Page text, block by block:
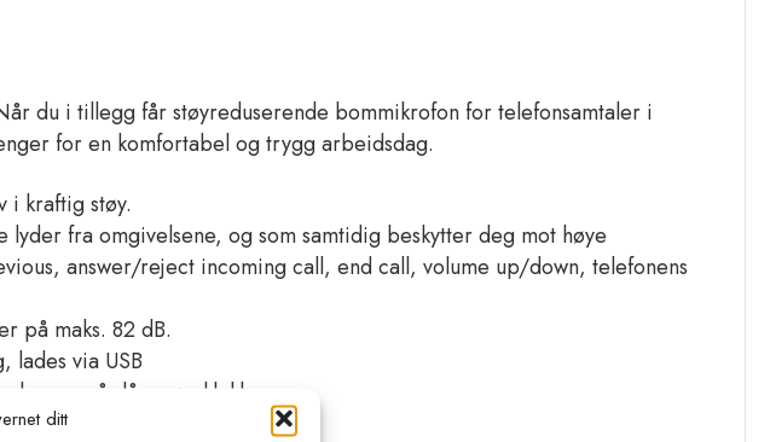
ditt
du i tillegg får støyreduserende bommikrofon for telefonsamtaler i
for en komfortabel og trygg arbeidsdag.
i kraftig støy.
fra omgivelsene, og som samtidig beskytter deg mot høye
answer/reject incoming call, end call, volume up/down, telefonens
på maks. 82 dB.
via USB
å slå av øreklokkene.